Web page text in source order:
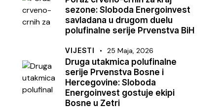
sezone: Sloboda Energoinvest
savladana u drugom duelu
polufinalne serije Prvenstva BiH
VIJESTI 25 Maja, 2026
Druga utakmica polufinalne
serije Prvenstva Bosne i
Hercegovine: Sloboda
Energoinvest gostuje ekipi
Bosne u Zetri